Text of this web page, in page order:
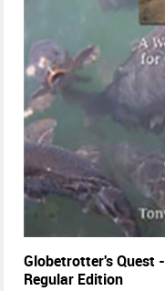
Globetrotter's Quest -
Regular Edition